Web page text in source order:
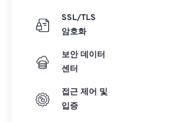
SSL/TLS
암호화
보안 데이터
센터
접근 제어 및
입증